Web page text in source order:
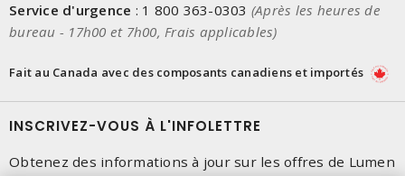
Service d'urgence : 1 800 363-0303 (Après les heures de
bureau - 17h00 et 7h00, Frais applicables)
Fait au Canada avec des composants canadiens et importés
INSCRIVEZ-VOUS À L'INFOLETTRE
Obtenez des informations à jour sur les offres de Lumen